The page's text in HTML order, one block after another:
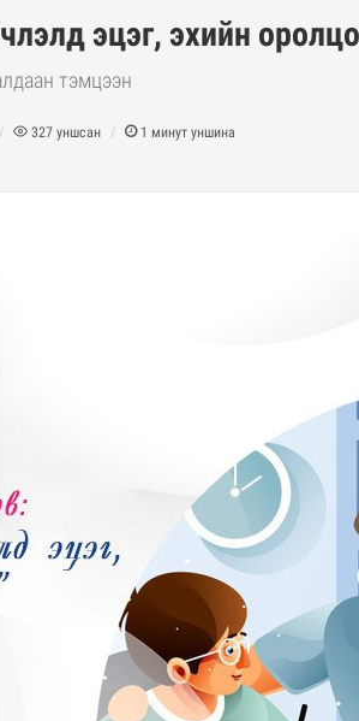
эцэг, эхийн
тэмцээн
327 уншсан 1 минут уншина